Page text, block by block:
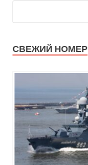
СВЕЖИЙ НОМЕР